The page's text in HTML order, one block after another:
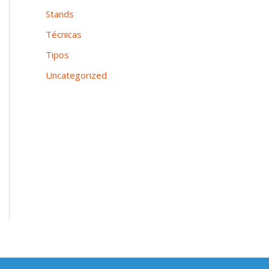
Stands
Técnicas
Tipos
Uncategorized